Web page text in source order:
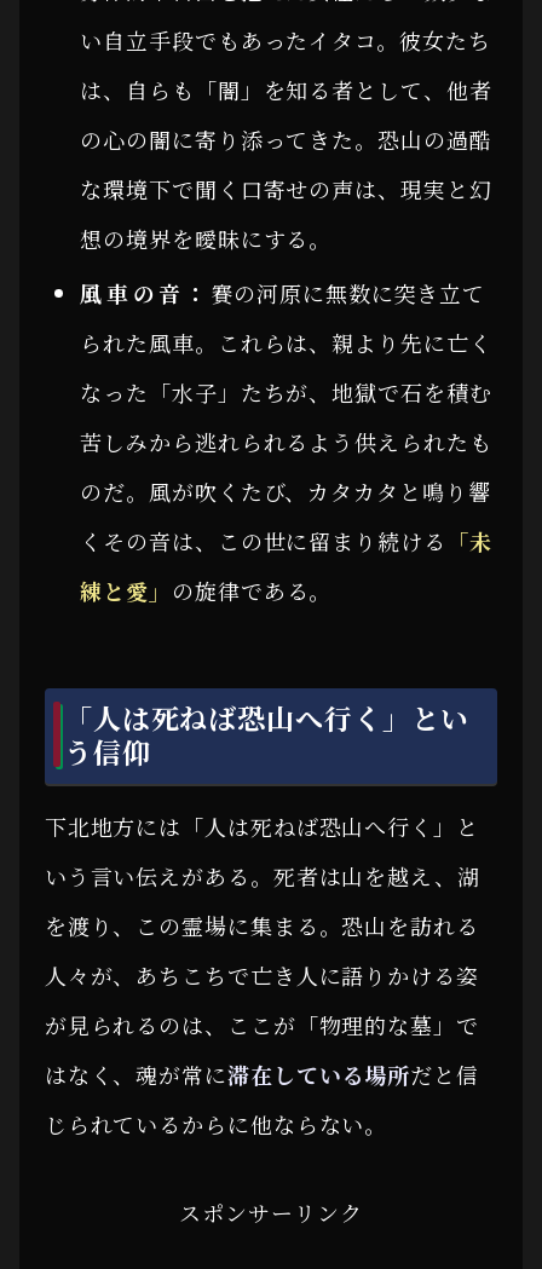
い自立手段でもあったイタコ。彼女たち
は、自らも「闇」を知る者として、他者
の心の闇に寄り添ってきた。恐山の過酷
な環境下で聞く口寄せの声は、現実と幻
想の境界を曖昧にする。
風車の音： 賽の河原に無数に突き立て
られた風車。これらは、親より先に亡く
なった「水子」たちが、地獄で石を積む
苦しみから逃れられるよう供えられたも
のだ。風が吹くたび、カタカタと鳴り響
くその音は、この世に留まり続ける
「未
練と愛」 の旋律である。
「人は死ねば恐山へ行く」とい
う信仰
下北地方には「人は死ねば恐山へ行く」と
いう言い伝えがある。死者は山を越え、湖
を渡り、この霊場に集まる。恐山を訪れる
人々が、あちこちで亡き人に語りかける姿
が見られるのは、ここが「物理的な墓」で
はなく、魂が常に滞在している場所だと信
じられているからに他ならない。
スポンサーリンク